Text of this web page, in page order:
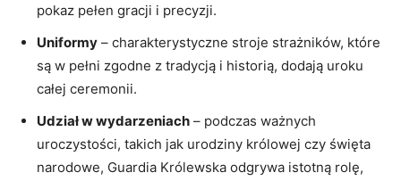
pokaz pełen ‍gracji i‍ precyzji.
Uniformy – charakterystyczne stroje strażników, które
‍są w ⁤pełni zgodne‌ z tradycją i historią, ‌dodają uroku
całej ‌ceremonii.
Udział w wydarzeniach – podczas⁤ ważnych
uroczystości, takich jak ⁣urodziny królowej⁤ czy święta
narodowe, Guardia​ Królewska odgrywa istotną rolę,